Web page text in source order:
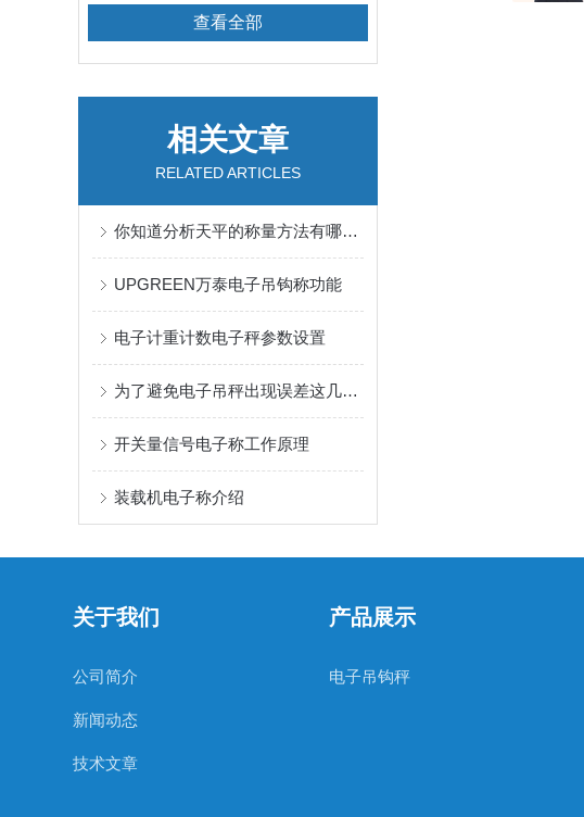
查看全部
相关文章
RELATED ARTICLES
你知道分析天平的称量方法有哪些么
UPGREEN万泰电子吊钩称功能
电子计重计数电子秤参数设置
为了避免电子吊秤出现误差这几个建议要牢记
开关量信号电子称工作原理
装载机电子称介绍
关于我们
公司简介
新闻动态
技术文章
产品展示
电子吊钩秤